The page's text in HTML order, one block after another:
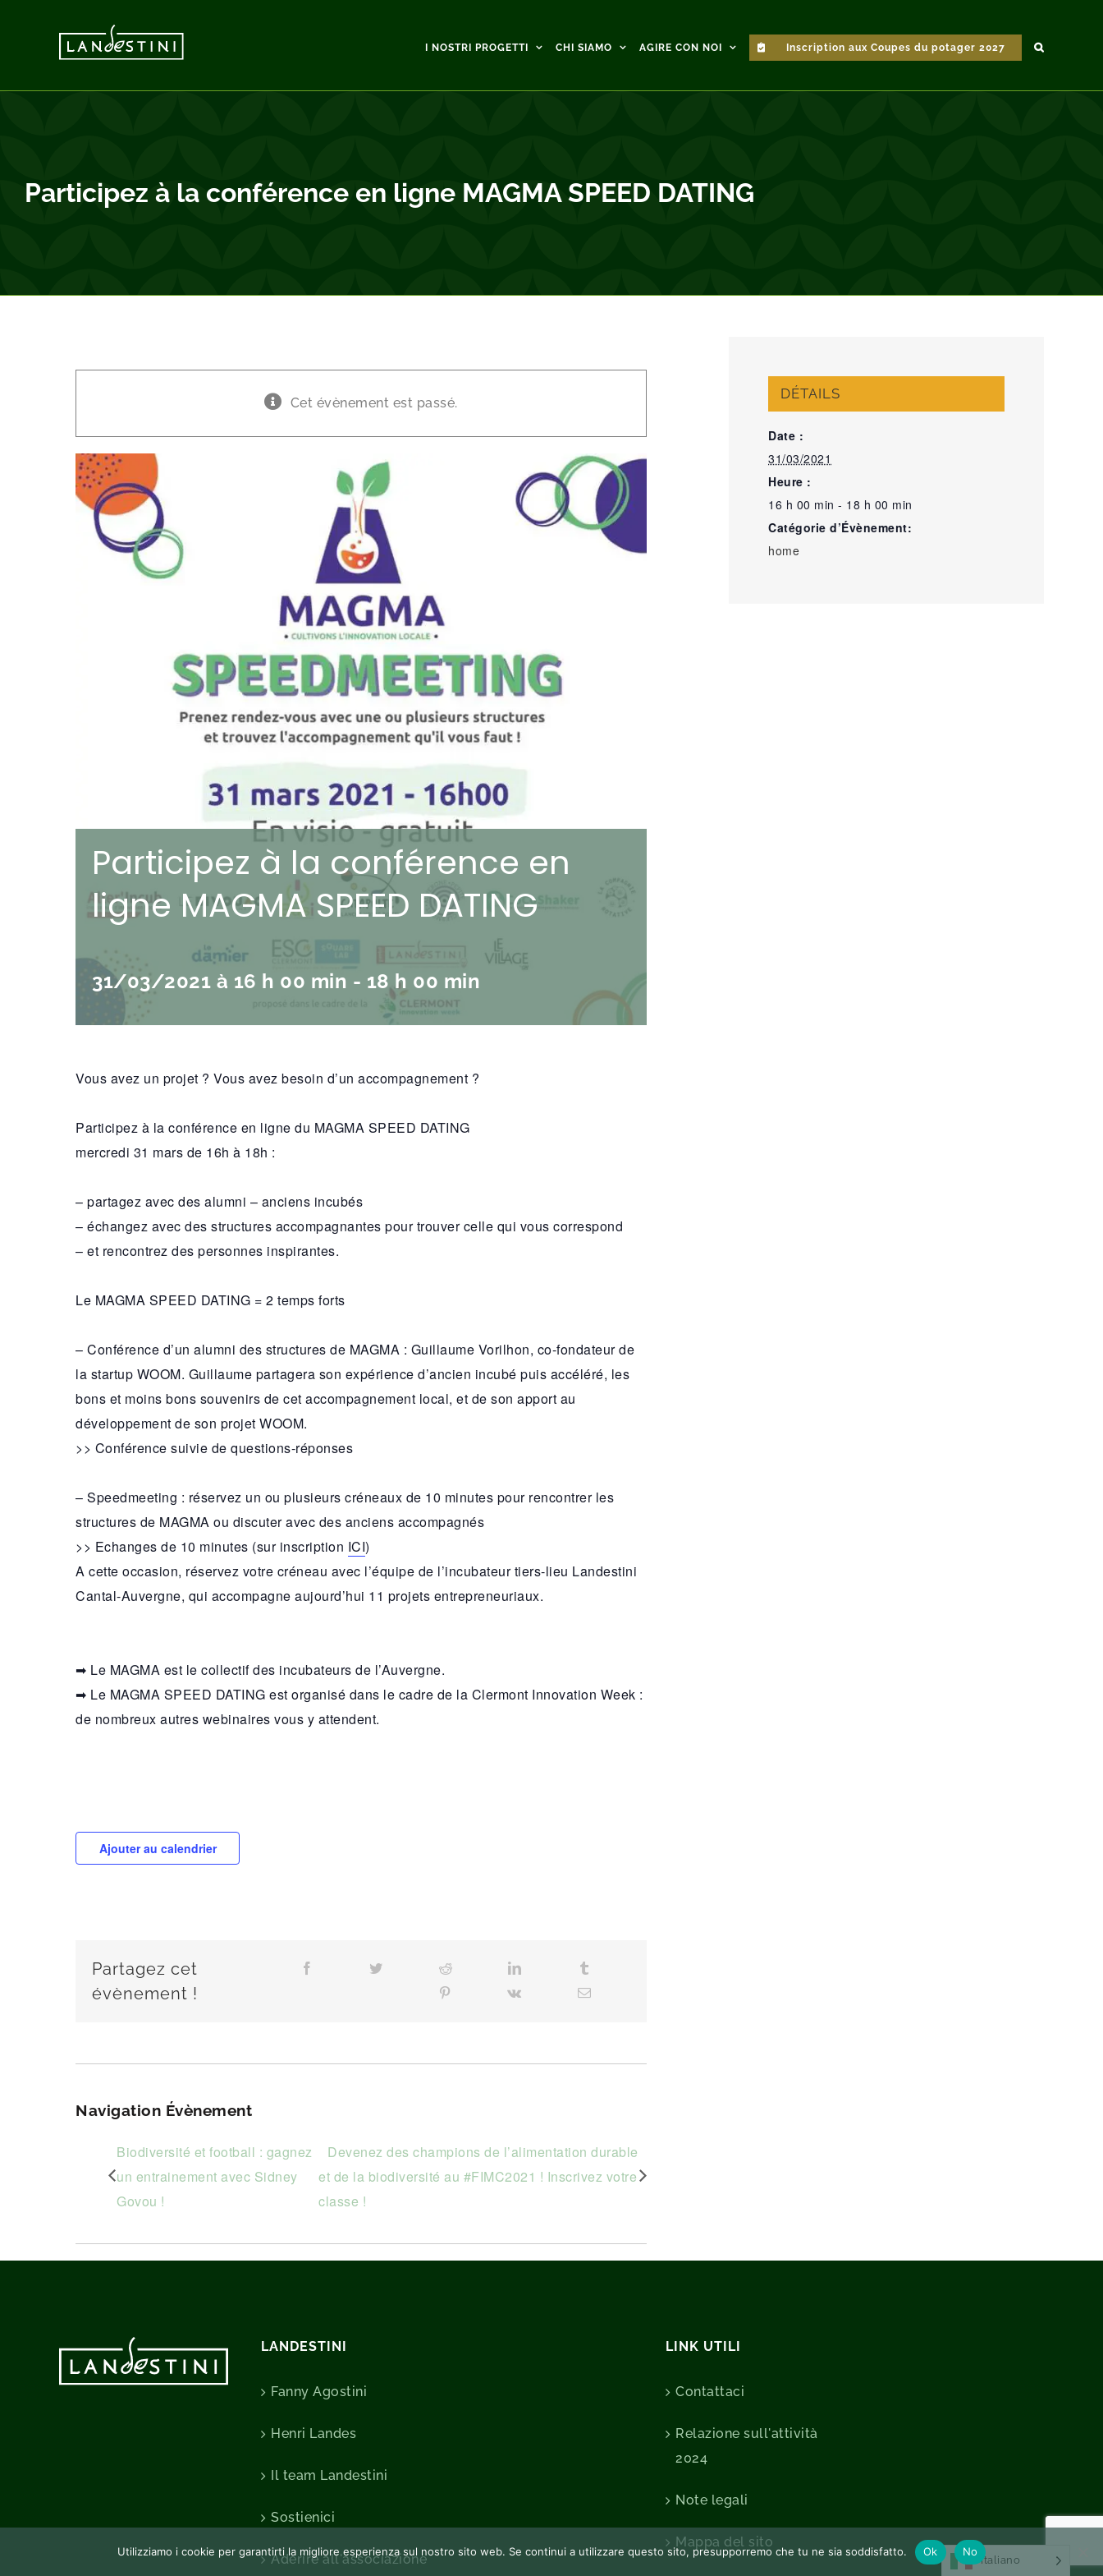
contenuto
I NOSTRI PROGETTI CHI SIAMO AGIRE CON NOI Inscription aux Coupes du potager 2027
Participez à la conférence en ligne MAGMA SPEED DATING
Cet évènement est passé.
Participez à la conférence en
ligne MAGMA SPEED DATING
31/03/2021 à 16 h 00 min - 18 h 00 min
Vous avez un projet ? Vous avez besoin d’un accompagnement ?
Participez à la conférence en ligne du MAGMA SPEED DATING
mercredi 31 mars de 16h à 18h :
– partagez avec des alumni – anciens incubés
– échangez avec des structures accompagnantes pour trouver celle qui vous correspond
– et rencontrez des personnes inspirantes.
Le MAGMA SPEED DATING = 2 temps forts
– Conférence d’un alumni des structures de MAGMA : Guillaume Vorilhon, co-fondateur de
la startup WOOM. Guillaume partagera son expérience d’ancien incubé puis accéléré, les
bons et moins bons souvenirs de cet accompagnement local, et de son apport au
développement de son projet WOOM.
>> Conférence suivie de questions-réponses
– Speedmeeting : réservez un ou plusieurs créneaux de 10 minutes pour rencontrer les
structures de MAGMA ou discuter avec des anciens accompagnés
>> Echanges de 10 minutes (sur inscription ICI)
A cette occasion, réservez votre créneau avec l’équipe de l’incubateur tiers-lieu Landestini
Cantal-Auvergne, qui accompagne aujourd’hui 11 projets entrepreneuriaux.
➡ Le MAGMA est le collectif des incubateurs de l’Auvergne.
➡ Le MAGMA SPEED DATING est organisé dans le cadre de la Clermont Innovation Week :
de nombreux autres webinaires vous y attendent.
Ajouter au calendrier
Partagez cet
évènement !
Facebook Twitter Reddit LinkedIn
Pinterest
Navigation Évènement
Biodiversité et football : gagnez
un entrainement avec Sidney
Govou !
Devenez des champions de l’alimentation durable
et de la biodiversité au #FIMC2021 ! Inscrivez votre
classe !
DÉTAILS
Date :
31/03/2021
Heure :
16 h 00 min - 18 h 00 min
Catégorie d’Évènement:
home
LANDESTINI
Fanny Agostini
Henri Landes
Il team Landestini
Sostienici
Aderire all'associazione
LINK UTILI
Contattaci
Relazione sull'attività
2024
Note legali
Mappa del sito
Utilizziamo i cookie per garantirti la migliore esperienza sul nostro sito web. Se continui a utilizzare questo sito, presupporremo che tu ne sia soddisfatto. Ok No
Italiano